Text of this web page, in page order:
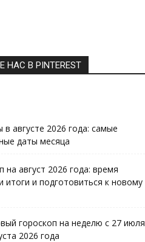
НАС В PINTEREST
в августе 2026 года: самые
даты месяца
на август 2026 года: время
итоги и подготовиться к новому
гороскоп на неделю с 27 июля
2026 года